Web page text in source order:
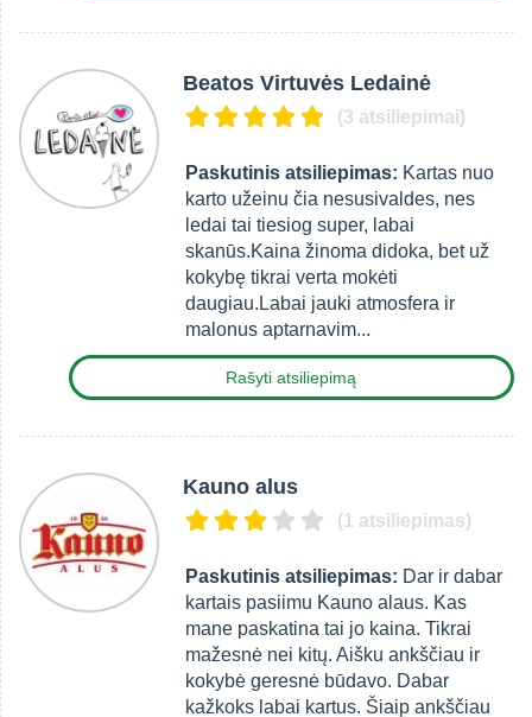
Beatos Virtuvės Ledainė
(3 atsiliepimai)
Paskutinis atsiliepimas: Kartas nuo
karto užeinu čia nesusivaldes, nes
ledai tai tiesiog super, labai
skanūs.Kaina žinoma didoka, bet už
kokybę tikrai verta mokėti
daugiau.Labai jauki atmosfera ir
malonus aptarnavim...
Rašyti atsiliepimą
Kauno alus
(1 atsiliepimas)
Paskutinis atsiliepimas: Dar ir dabar
kartais pasiimu Kauno alaus. Kas
mane paskatina tai jo kaina. Tikrai
mažesnė nei kitų. Aišku ankščiau ir
kokybė geresnė būdavo. Dabar
kažkoks labai kartus. Šiaip ankščiau